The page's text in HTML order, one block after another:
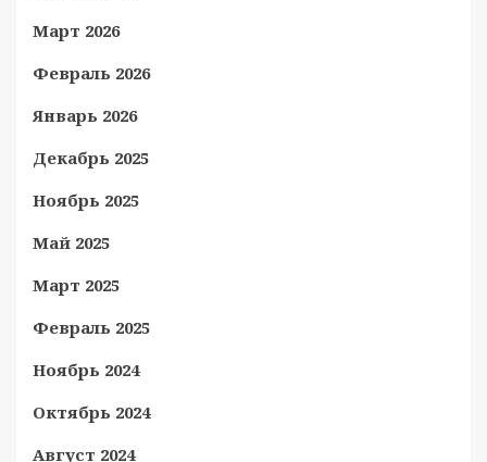
Март 2026
Февраль 2026
Январь 2026
Декабрь 2025
Ноябрь 2025
Май 2025
Март 2025
Февраль 2025
Ноябрь 2024
Октябрь 2024
Август 2024